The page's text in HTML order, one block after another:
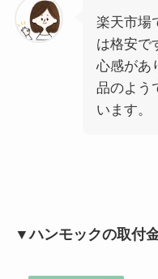
楽天市場
は格安で
心感があ
品のよう
います。
▼ハンモックの取付